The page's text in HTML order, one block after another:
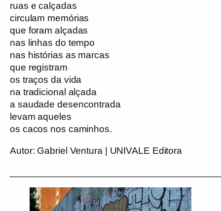
ruas e calçadas
circulam memórias
que foram alçadas
nas linhas do tempo
nas histórias as marcas
que registram
os traços da vida
na tradicional alçada
a saudade desencontrada
levam aqueles
os cacos nos caminhos.
Autor: Gabriel Ventura | UNIVALE Editora